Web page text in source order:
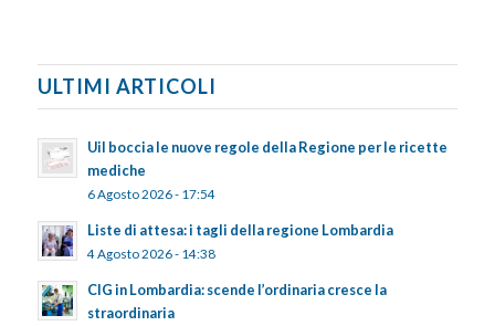
ULTIMI ARTICOLI
Uil boccia le nuove regole della Regione per le ricette
mediche
6 Agosto 2026 - 17:54
Liste di attesa: i tagli della regione Lombardia
4 Agosto 2026 - 14:38
CIG in Lombardia: scende l’ordinaria cresce la
straordinaria